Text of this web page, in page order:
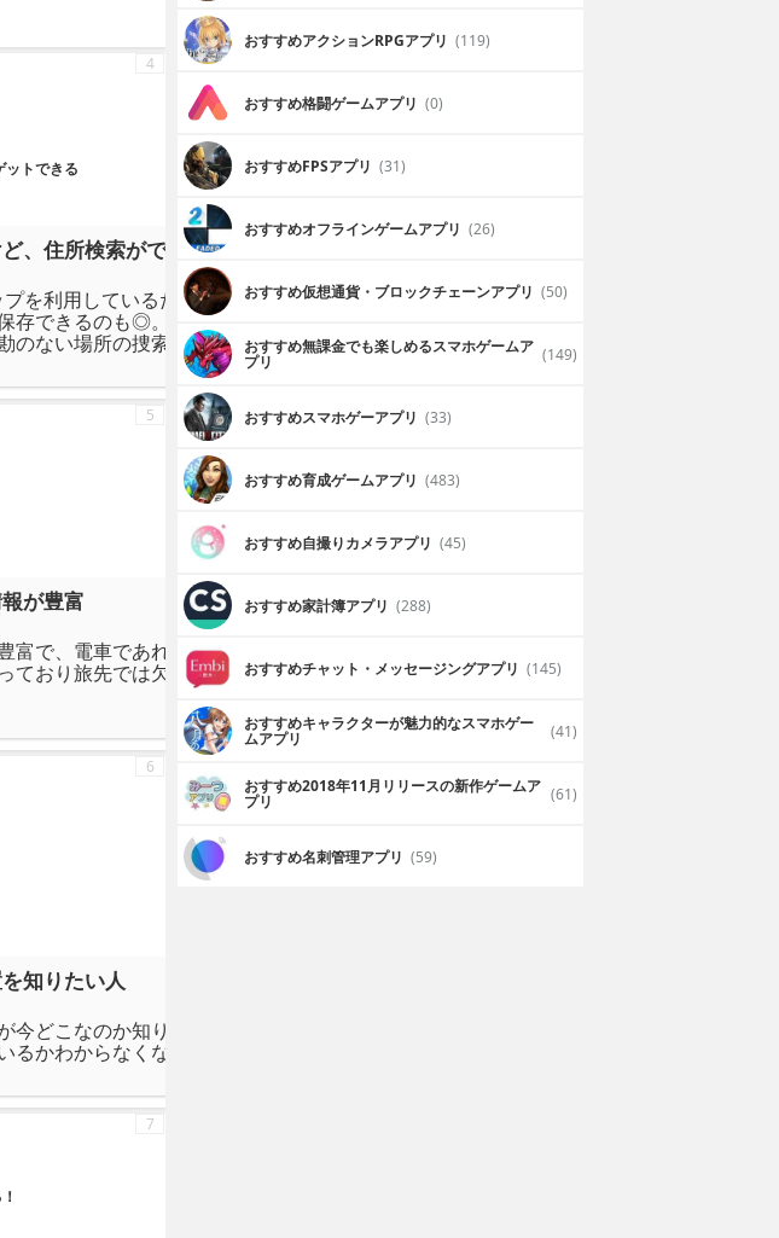
ットできる
4
、住所検索ができない・・
を利用しているだけに精度はいい。メモを
存できるのも◎。ただ、住所検索ができな
のない場所の捜索には不向き
場所ごとの詳しい情報を検索できるの
スマスマ
5
が豊富
富で、電車であれば何番ホームで待つなど
ており旅先では欠かせないアプリになって
2019年6月28日
乗換案内の王道
ムーズに乗り換えができました。
6
知りたい人
今どこなのか知りたい人向けのアプリで
るかわからなくなった時に使えます。
7
おすすめアクションRPGアプリ (119)
おすすめ格闘ゲームアプリ (0)
おすすめFPSアプリ (31)
おすすめオフラインゲームアプリ (26)
おすすめ仮想通貨・ブロックチェーンアプリ (50)
おすすめ無課金でも楽しめるスマホゲームア
プリ (149)
おすすめスマホゲーアプリ (33)
おすすめ育成ゲームアプリ (483)
おすすめ自撮りカメラアプリ (45)
おすすめ家計簿アプリ (288)
おすすめチャット・メッセージングアプリ (145)
おすすめキャラクターが魅力的なスマホゲー
ムアプリ (41)
おすすめ2018年11月リリースの新作ゲームア
プリ (61)
おすすめ名刺管理アプリ (59)